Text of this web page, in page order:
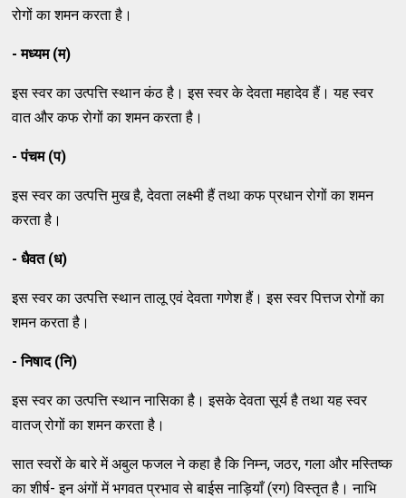
रोगों का शमन करता है।
- मध्यम (म)
इस स्वर का उत्पत्ति स्थान कंठ है। इस स्वर के देवता महादेव हैं। यह स्वर
वात और कफ रोगों का शमन करता है।
- पंचम (प)
इस स्वर का उत्पत्ति मुख है, देवता लक्ष्मी हैं तथा कफ प्रधान रोगों का शमन
करता है।
- धैवत (ध)
इस स्वर का उत्पत्ति स्थान तालू एवं देवता गणेश हैं। इस स्वर पित्तज रोगों का
शमन करता है।
- निषाद (नि)
इस स्वर का उत्पत्ति स्थान नासिका है। इसके देवता सूर्य है तथा यह स्वर
वातज् रोगों का शमन करता है।
सात स्वरों के बारे में अबुल फजल ने कहा है कि निम्न, जठर, गला और मस्तिष्क
का शीर्ष- इन अंगों में भगवत प्रभाव से बाईस नाड़ियाँ (रग) विस्तृत है। नाभि